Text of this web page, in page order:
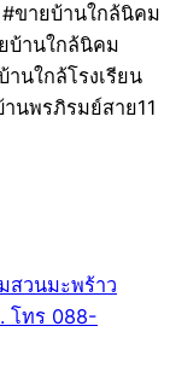
ขายบ้านใกล้นิคม
บ้านใกล้นิคม
นใกล้โรงเรียน
นพรภิรมย์สาย11
วนมะพร้าว
โทร 088-